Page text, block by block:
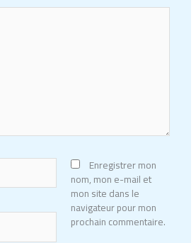
Enregistrer mon
nom, mon e-mail et
mon site dans le
navigateur pour mon
prochain commentaire.